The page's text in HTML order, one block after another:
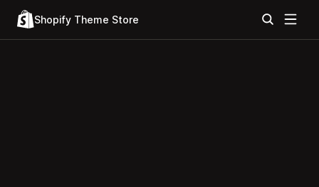
Shopify Theme Store